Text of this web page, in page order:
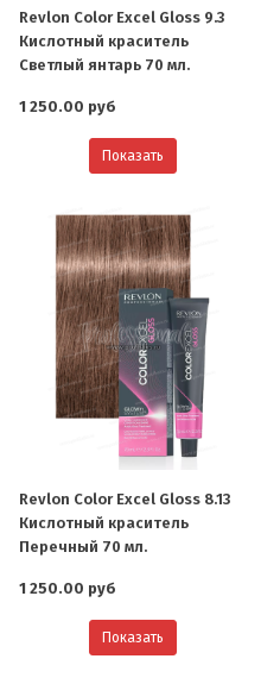
Revlon Color Excel Gloss 9.3
Кислотный краситель
Светлый янтарь 70 мл.
1 250.00 руб
Показать
Revlon Color Excel Gloss 8.13
Кислотный краситель
Перечный 70 мл.
1 250.00 руб
Показать